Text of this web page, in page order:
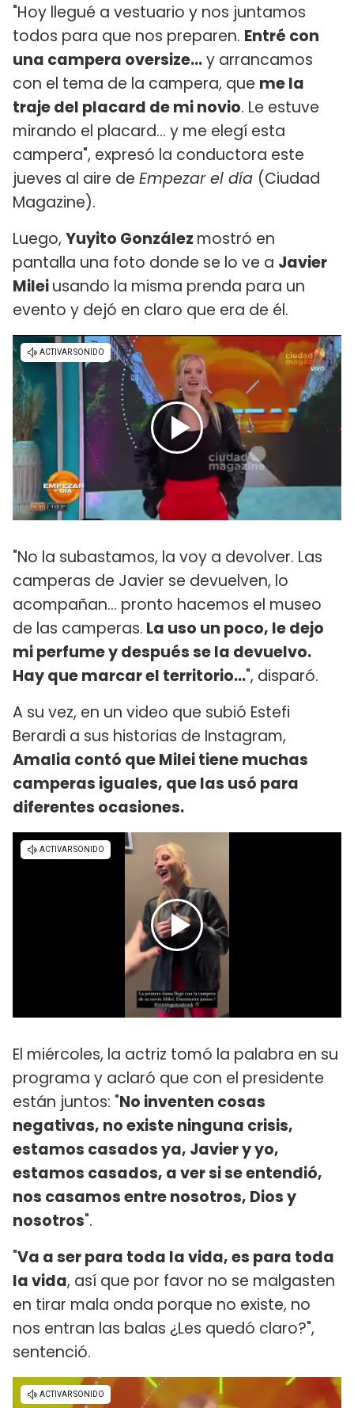
"Hoy llegué a vestuario y nos juntamos
todos para que nos preparen. Entré con
una campera oversize...y arrancamos
con el tema de la campera, que me la
traje del placard de mi novio. Le estuve
mirando el placard... y me elegí esta
campera", expresó la conductora este
jueves al aire de Empezar el día (Ciudad
Magazine).
Luego, Yuyito González mostró en
pantalla una foto donde se lo ve a Javier
Mileiusando la misma prenda para un
evento y dejó en claro que era de él.
"No la subastamos, la voy a devolver. Las
camperas de Javier se devuelven, lo
acompañan... pronto hacemos el museo
de las camperas. La uso un poco, le dejo
mi perfume y después se la devuelvo.
Hay que marcar el territorio...", disparó.
A su vez, en un video que subió Estefi
Berardi a sus historias de Instagram,
Amalia contó que Milei tiene muchas
camperas iguales, que las usó para
diferentes ocasiones.
El miércoles, la actriz tomó la palabra en su
programa y aclaró que con el presidente
están juntos: "No inventen cosas
negativas, no existe ninguna crisis,
estamos casados ya, Javier y yo,
estamos casados, a ver si se entendió,
nos casamos entre nosotros, Dios y
nosotros".
"Va a ser para toda la vida, es para toda
la vida, así que por favor no se malgasten
en tirar mala onda porque no existe, no
nos entran las balas ¿Les quedó claro?",
sentenció.